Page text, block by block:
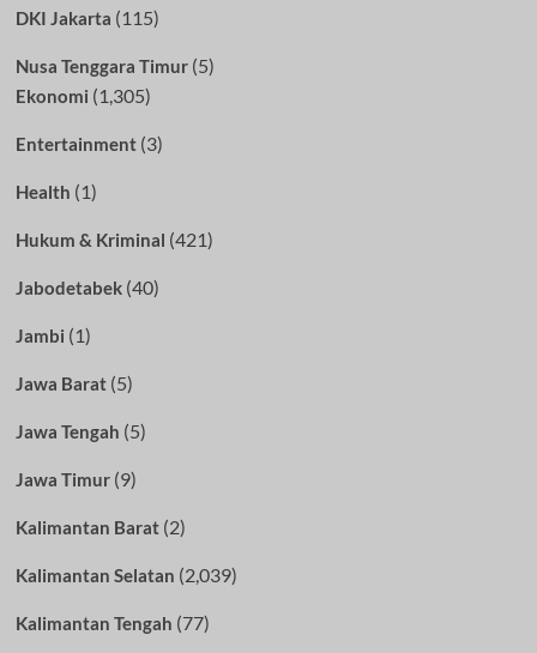
DKI Jakarta (115)
Nusa Tenggara Timur(5)
Ekonomi (1,305)
Entertainment(3)
Health (1)
Hukum & Kriminal (421)
Jabodetabek(40)
Jambi (1)
Jawa Barat(5)
Jawa Tengah (5)
Jawa Timur(9)
Kalimantan Barat(2)
Kalimantan Selatan (2,039)
Kalimantan Tengah (77)